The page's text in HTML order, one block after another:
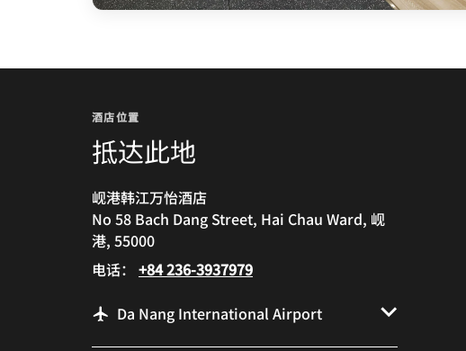
酒店位置
抵达此地
岘港韩江万怡酒店
No 58 Bach Dang Street, Hai Chau Ward, 岘
港, 55000
电话： +84 236-3937979
Da Nang International Airport